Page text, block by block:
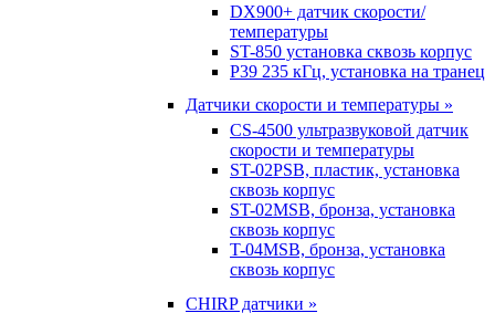
DX900+ датчик скорости/
температуры
ST-850 установка сквозь корпус
P39 235 кГц, установка на транец
Датчики скорости и температуры »
CS-4500 ультразвуковой датчик
скорости и температуры
ST-02PSB, пластик, установка
сквозь корпус
ST-02MSB, бронза, установка
сквозь корпус
T-04MSB, бронза, установка
сквозь корпус
CHIRP датчики »